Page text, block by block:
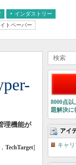
インダストリー
トペーパー
理機能が
TechTarget]
8000点
題解決に
アイ
キャ